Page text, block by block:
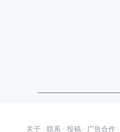
关于 · 联系 · 投稿 · 广告合作 ·